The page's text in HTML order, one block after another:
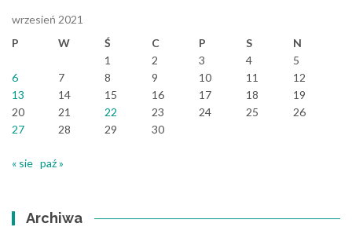
wrzesień 2021
P
W Ś C P S
N
1
2 3 4
5
6
7 8 9 10 11
12
13
14 15 16 17 18
19
20
21 22 23 24 25
26
27
28 29 30
« sie paź »
Archiwa